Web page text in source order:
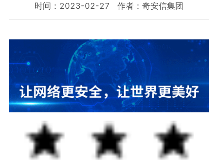
时间：2023-02-27 作者：奇安信集团